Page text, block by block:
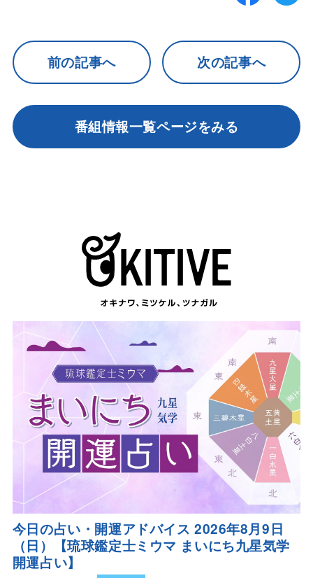
前の記事へ 次の記事へ
番組情報一覧ページをみる
今日の占い・開運アドバイス 2026年8月9日
（日）【琉球鑑定士ミウマ まいにち九星気学
開運占い】